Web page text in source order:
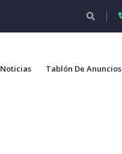
Noticias Tablón De Anuncios